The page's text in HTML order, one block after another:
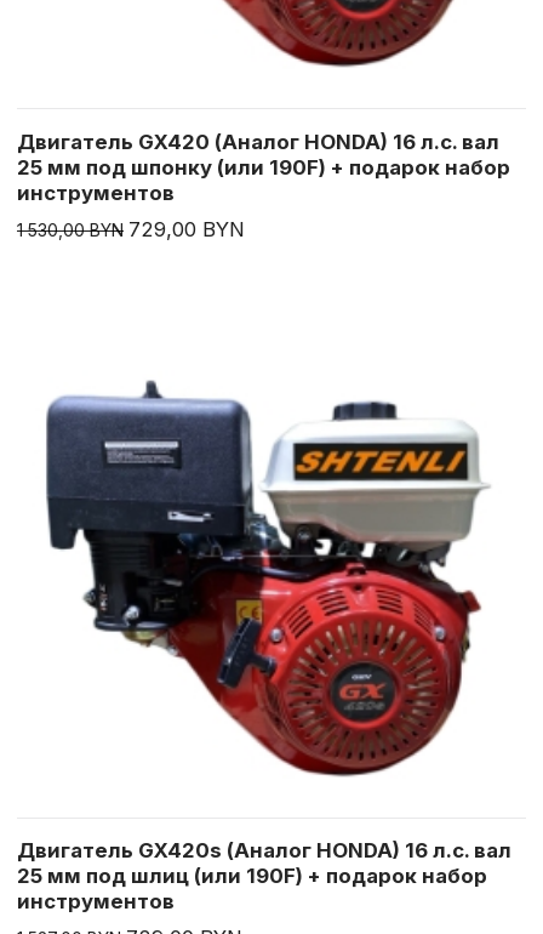
Двигатель GX420 (Аналог HONDA) 16 л.с. вал
25 мм под шпонку (или 190F) + подарок набор
инструментов
1 530,00 BYN 729,00 BYN
Двигатель GX420s (Аналог HONDA) 16 л.с. вал
25 мм под шлиц (или 190F) + подарок набор
инструментов